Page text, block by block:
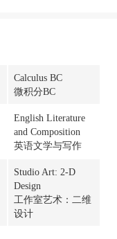
Calculus BC
微积分BC
English Literature
and Composition
英语文学与写作
Studio Art: 2-D
Design
工作室艺术：二维
设计